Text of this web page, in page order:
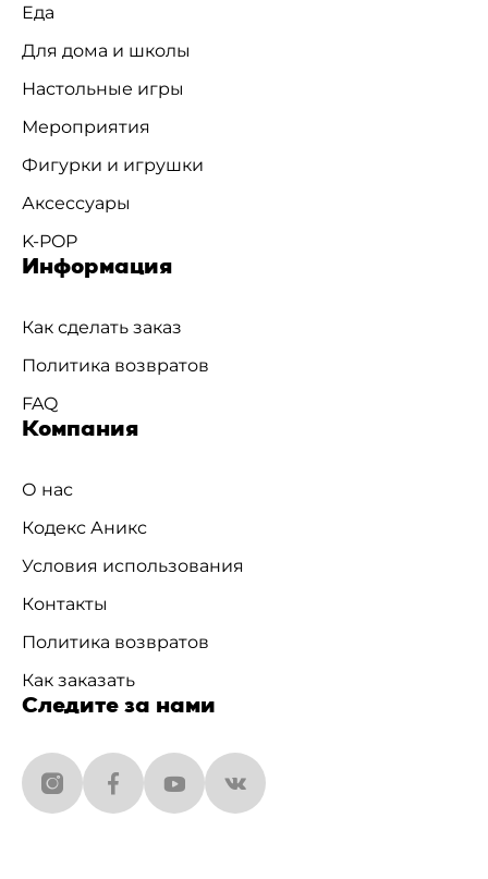
Еда
Для дома и школы
Настольные игры
Мероприятия
Фигурки и игрушки
Аксессуары
K-POP
Информация
Как сделать заказ
Политика возвратов
FAQ
Компания
О нас
Кодекс Аникс
Условия использования
Контакты
Политика возвратов
Как заказать
Следите за нами